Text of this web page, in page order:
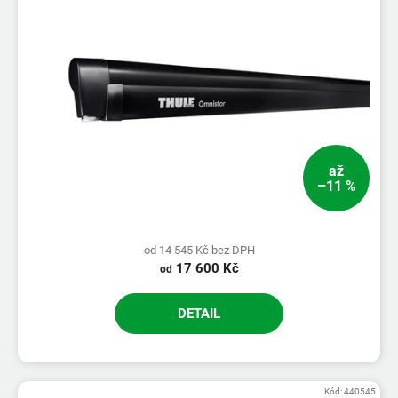
až
–11 %
od 14 545 Kč bez DPH
od 17 600 Kč
DETAIL
Kód:440545